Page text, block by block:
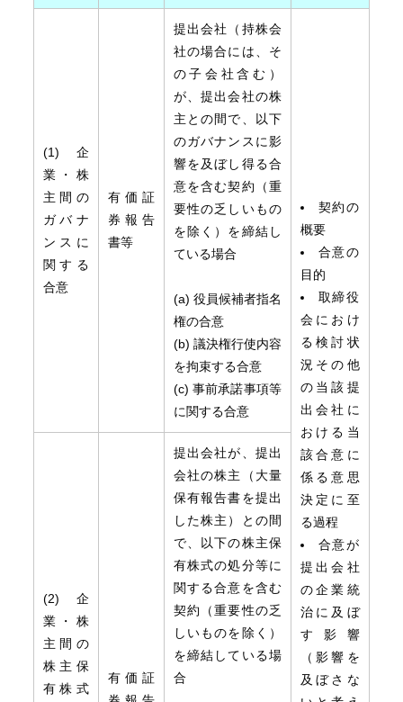
(1) 企
業・株
主間の
ガバナ
ンスに
関する
合意
有価証
券報告
書等
提出会社（持株会
社の場合には、そ
の子会社含む）
が、提出会社の株
主との間で、以下
のガバナンスに影
響を及ぼし得る合
意を含む契約（重
要性の乏しいもの
を除く）を締結し
ている場合
(a) 役員候補者指名
権の合意
(b) 議決権行使内容
を拘束する合意
(c) 事前承諾事項等
に関する合意
契約の
概要
合意の
目的
取締役
会におけ
る検討状
況その他
の当該提
出会社に
おける当
該合意に
係る意思
決定に至
る過程
合意が
提出会社
の企業統
治に及ぼ
す影響
（影響を
及ぼさな
(2) 企
業・株
主間の
株主保
有株式
有価証
提出会社が、提出
会社の株主（大量
保有報告書を提出
した株主）との間
で、以下の株主保
有株式の処分等に
関する合意を含む
契約（重要性の乏
しいものを除く）
を締結している場
合